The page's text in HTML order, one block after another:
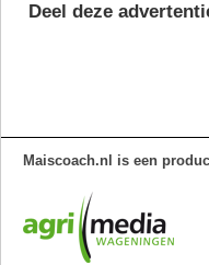
Deel deze
Maiscoach.nl is een